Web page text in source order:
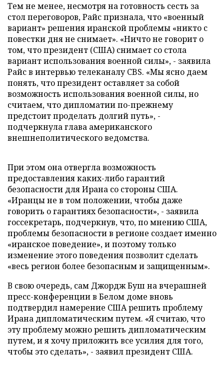
Тем не менее, несмотря на готовность сесть за
стол переговоров, Райс признала, что «военный
вариант» решения иранской проблемы «никто с
повестки дня не снимает». «Ничто не говорит о
том, что президент (США) снимает со стола
вариант использования военной силы», - заявила
Райс в интервью телеканалу CBS. «Мы ясно даем
понять, что президент оставляет за собой
возможность использования военной силы, но
считаем, что дипломатии по-прежнему
предстоит проделать долгий путь», -
подчеркнула глава американского
внешнеполитического ведомства.
При этом она отвергла возможность
предоставления каких-либо гарантий
безопасности для Ирана со стороны США.
«Иранцы не в том положении, чтобы даже
говорить о гарантиях безопасности», - заявила
госсекретарь, подчеркнув, что, по мнению США,
проблемы безопасности в регионе создает именно
«иранское поведение», и поэтому только
изменение этого поведения позволит сделать
«весь регион более безопасным и защищенным».
В свою очередь, сам Джордж Буш на вчерашней
пресс-конференции в Белом доме вновь
подтвердил намерение США решить проблему
Ирана дипломатическим путем. «Я считаю, что
эту проблему можно решить дипломатическим
путем, и я хочу приложить все усилия для того,
чтобы это сделать», - заявил президент США.